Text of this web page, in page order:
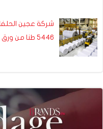
شركة عجين
5446 طنا من ورق الكتاب المدرسي وتؤمّن كامل…